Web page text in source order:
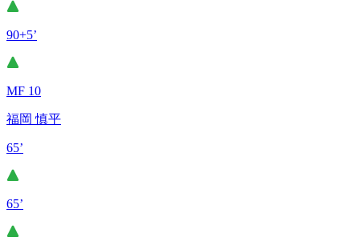
90+5’
MF 10
福岡 慎平
65’
65’